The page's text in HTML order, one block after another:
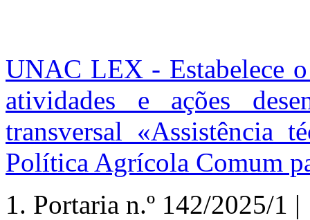
UNAC LEX - Estabelece
atividades e ações
transversal «Assistência
Política Agrícola Comum
1. Portaria n.º 142/2025/1 |